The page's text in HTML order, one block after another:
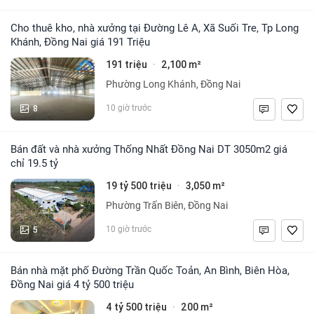
Cho thuê kho, nhà xưởng tại Đường Lê A, Xã Suối Tre, Tp Long
Khánh, Đồng Nai giá 191 Triệu
8
191 triệu · 2,100 m²
Phường Long Khánh, Đồng Nai
10 giờ trước
Bán đất và nhà xưởng Thống Nhất Đồng Nai DT 3050m2 giá
chỉ 19.5 tỷ
5
19 tỷ 500 triệu · 3,050 m²
Phường Trấn Biên, Đồng Nai
10 giờ trước
Bán nhà mặt phố Đường Trần Quốc Toản, An Bình, Biên Hòa,
Đồng Nai giá 4 tỷ 500 triệu
4 tỷ 500 triệu · 200 m²